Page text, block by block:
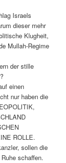
Israels
dieser mehr
Klugheit,
Mullah-Regime
der stille
einen
nur haben die
ROLLE.
sollen die
schaffen.